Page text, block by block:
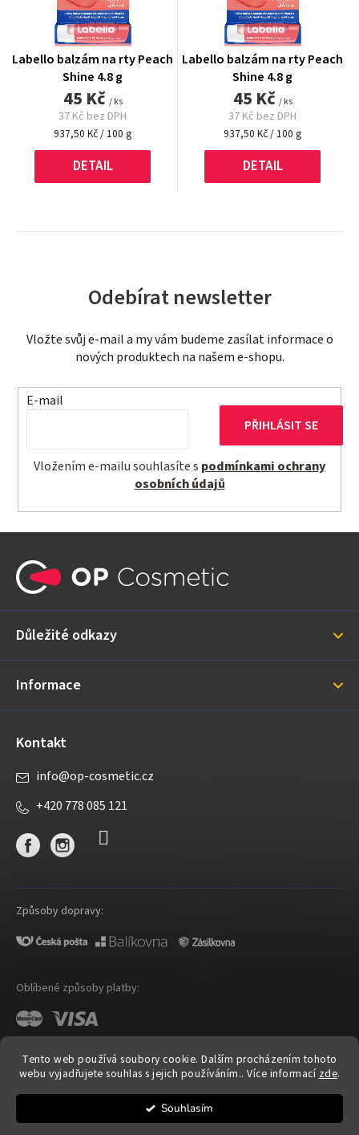
Tento web používá soubory cookie. Dalším procházením tohoto
webu vyjadřujete souhlas s jejich používáním.. Více informací zde.
Souhlasím
Labello balzám na rty Peach
Shine 4.8 g
45 Kč / ks
37 Kč bez DPH
Měrná
cena:
937,50 Kč / 100 g
DETAIL
Labello balzám na rty Peach
Shine 4.8 g
45 Kč / ks
37 Kč bez DPH
Měrná
cena:
937,50 Kč / 100 g
DETAIL
Odebírat newsletter
Vložte svůj e-mail a my vám budeme zasílat informace o
nových produktech na našem e-shopu.
E-mail
Vložením e-mailu souhlasíte s podmínkami ochrany
osobních údajů
PŘIHLÁSIT SE
a
í
Důležité odkazy
Informace
Kontakt
info@op-cosmetic.cz
+420 778 085 121
Způsoby dopravy:
Oblíbené způsoby platby:
Shoptet |mime digital
OP Cosmetic